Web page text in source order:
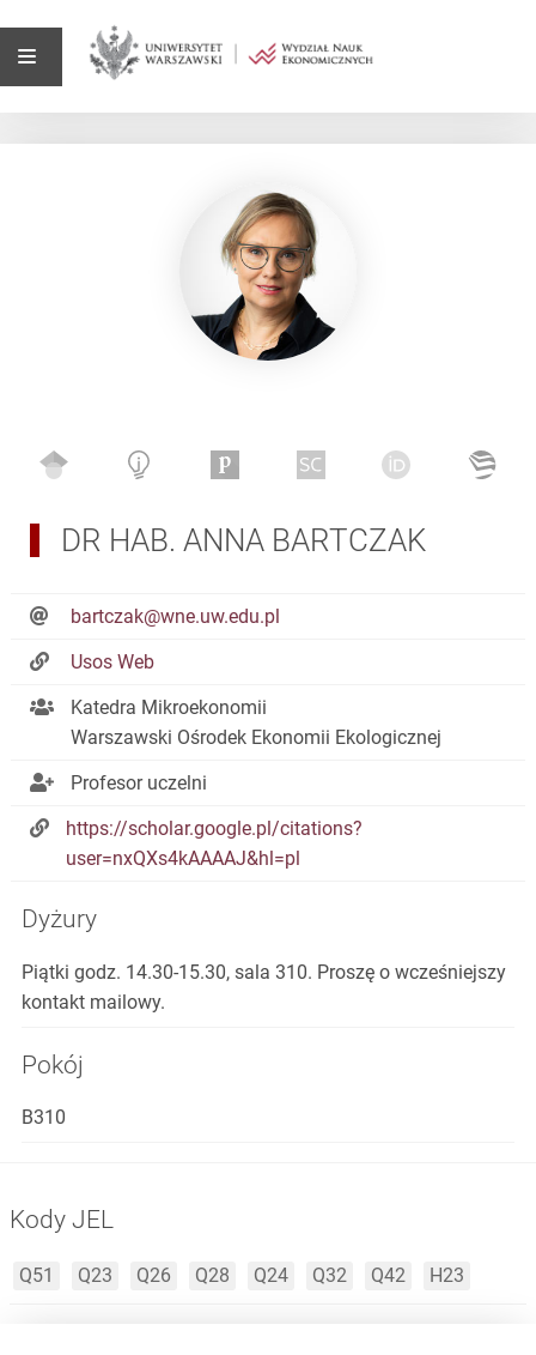
DR HAB. ANNA BARTCZAK
bartczak@wne.uw.edu.pl
Usos Web
Katedra Mikroekonomii
Warszawski Ośrodek Ekonomii Ekologicznej
Profesor uczelni
https://scholar.google.pl/citations?
user=nxQXs4kAAAAJ&hl=pl
Dyżury
Piątki godz. 14.30-15.30, sala 310. Proszę o wcześniejszy
kontakt mailowy.
Pokój
B310
Kody JEL
Q51 Q23 Q26 Q28 Q24 Q32 Q42 H23